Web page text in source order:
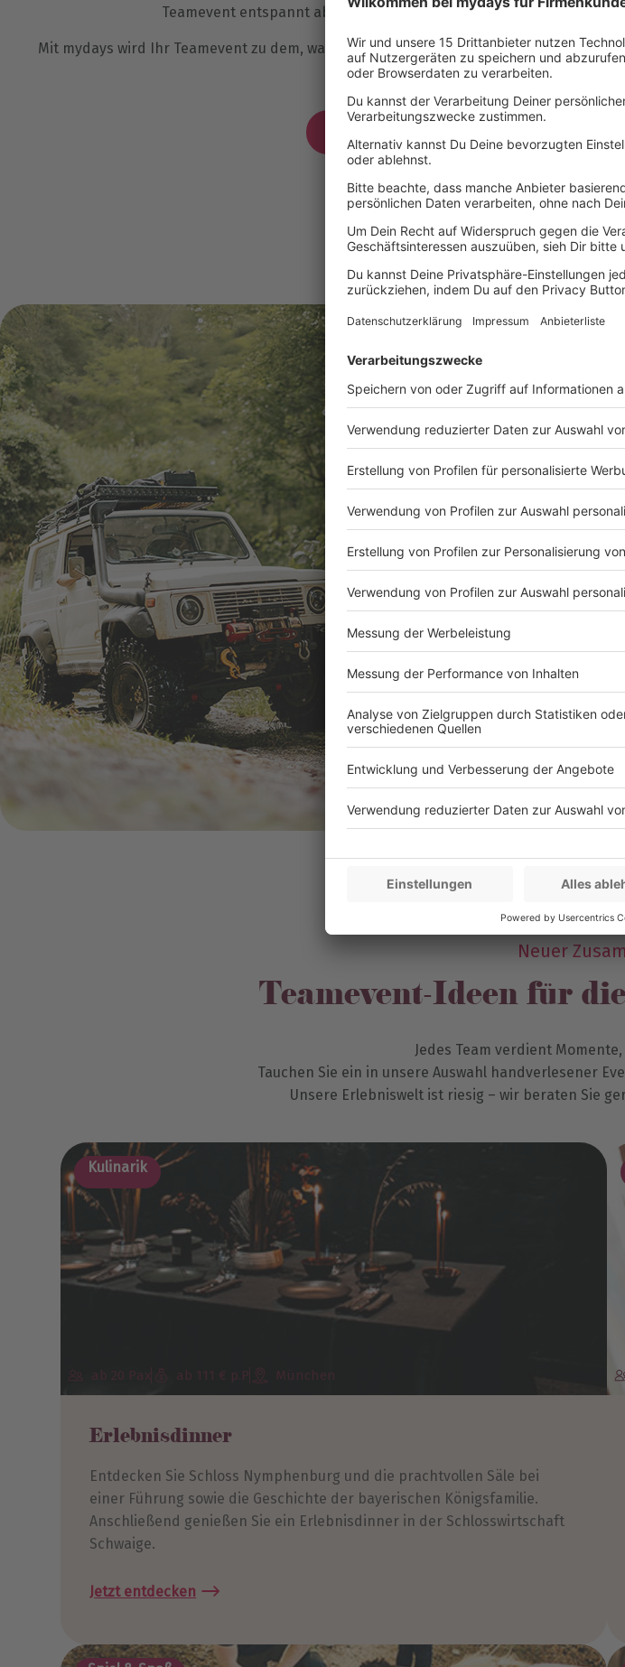
Teamevent entspannt abläuft und in Erinnerung bleibt.
Mit mydays wird Ihr Teamevent zu dem, was heute wirklich zählt –einem
echten gemeinsamen Erlebnis.
Erleben
Natur
begeben
Ein
stärkt
✔️
✔️
✔️
✔️
Motto:
– mitten
10-20
Jetzt
Neuer
Teamevent-Ideen für
Jedes Team verdient
Tauchen Sie ein in unsere Auswahl handverlesener
Unsere Erlebniswelt ist riesig – wir beraten Sie
Kulinarik
ab 20 Pax ab 111 € p.P München
Erlebnisdinner
Entdecken Sie Schloss Nymphenburg und die prachtvollen Säle bei
einer Führung sowie die Geschichte der bayerischen Königsfamilie.
Anschließend genießen Sie ein Erlebnisdinner in der Schlosswirtschaft
Schwaige.
Jetzt entdecken